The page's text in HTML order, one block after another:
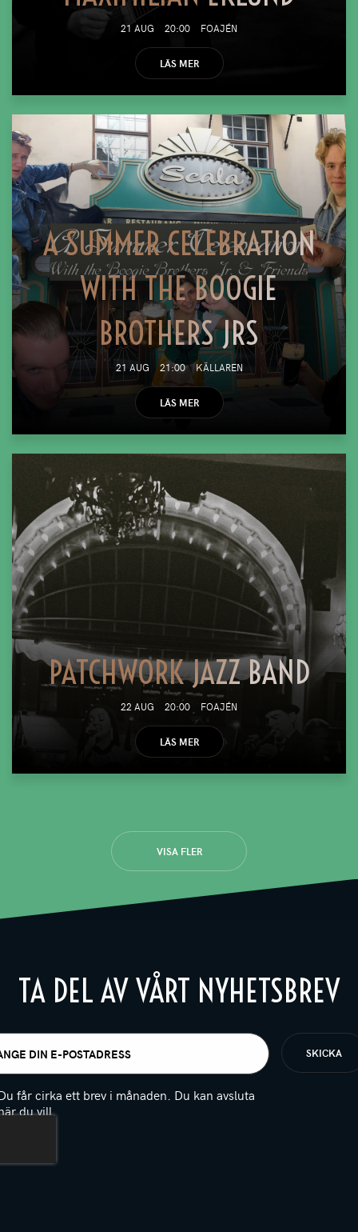
21 AUG 20:00 FOAJÉN
LÄS MER
A SUMMER CELEBRATION
WITH THE BOOGIE
BROTHERS JRS
21 AUG 21:00 KÄLLAREN
LÄS MER
PATCHWORK JAZZ BAND
22 AUG 20:00 FOAJÉN
LÄS MER
VISA FLER
TA DEL AV VÅRT NYHETSBREV
får cirka ett brev i månaden. Du kan avsluta
du vill.